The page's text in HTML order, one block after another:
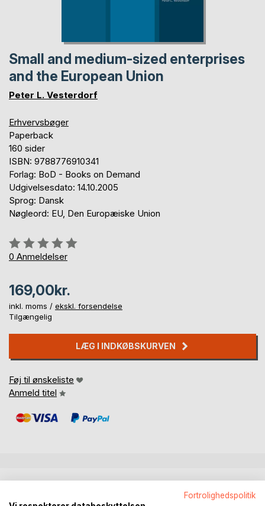
Small and medium-sized enterprises
and the European Union
Peter L. Vesterdorf
Erhvervsbøger
Paperback
160 sider
ISBN: 9788776910341
Forlag: BoD - Books on Demand
Udgivelsesdato: 14.10.2005
Sprog: Dansk
Nøgleord: EU, Den Europæiske Union
Anmeldelse::
0%
0 Anmeldelser
169,00kr.
inkl. moms / ekskl. forsendelse
Tilgængelig
LÆG I INDKØBSKURVEN
Føj til ønskeliste
Anmeld titel
BESKRIVELSE
Fortrolighedspolitik